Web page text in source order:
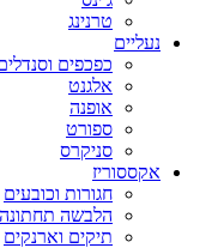
טרנינג
נעליים
כפכפים
אלגנט
אופנה
ספורט
סניקרס
אקססוריז
חגורות וכובעים
הלבשה תחתונה
תיקים וארנקים